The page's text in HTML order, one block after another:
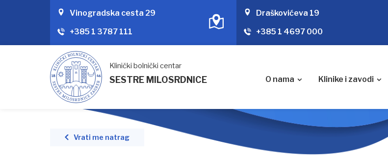
Vinogradska cesta 29
+385 1 3787 111
Draškovićeva 19
+385 1 4697 000
Klinički bolnički centar
SESTRE MILOSRDNICE O nama Klinike i zavodi
Vrati me natrag